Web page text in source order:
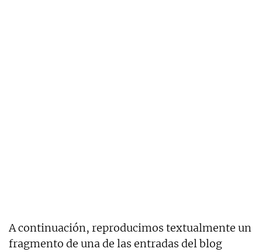
A continuación, reproducimos textualmente un
fragmento de una de las entradas del blog